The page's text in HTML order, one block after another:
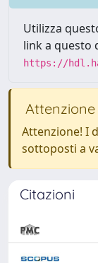
Utilizza
link a questo
https://
Attenzione
Attenzione! I
sottoposti a
Citazioni